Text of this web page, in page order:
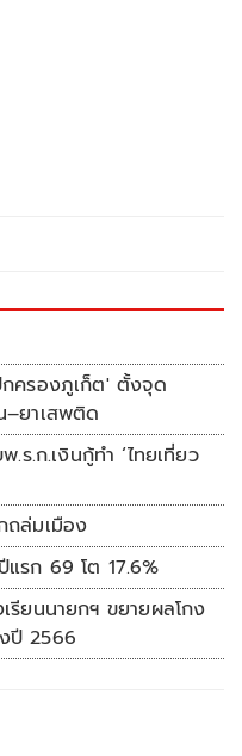
ครองภูเก็ต' ตั้งจุด
–ยาเสพติด
.ร.ก.เงินกู้ทำ ‘ไทยเที่ยว
ล่มเมือง
รก 69 โต 17.6%
ยนนายกฯ ขยายผลโกง
ปี 2566